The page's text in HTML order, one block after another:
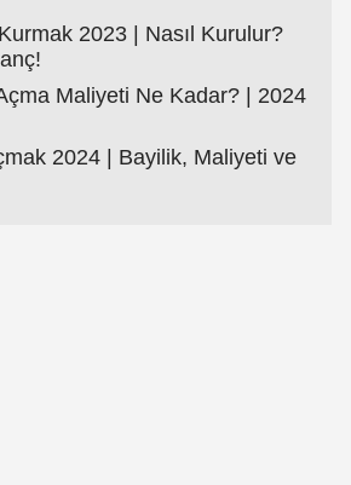
2023 | Nasıl Kurulur?
Maliyeti Ne Kadar? | 2024
2024 | Bayilik, Maliyeti ve